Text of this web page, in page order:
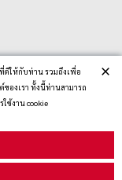
ดีให้กับท่าน รวมถึงเพื่อ
องเรา ทั้งนี้ท่านสามารถ
ช้งาน cookie
×